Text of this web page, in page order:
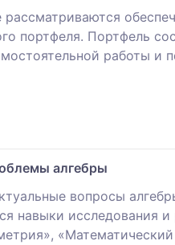
портфеля. Портфель
работы и
алгебры
вопросы
навыки исследования